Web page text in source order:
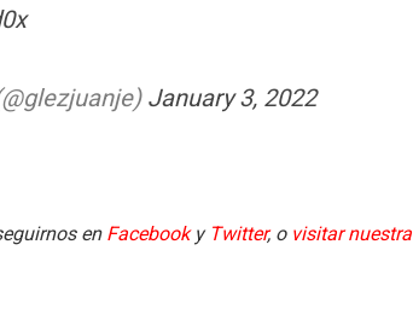
January 3, 2022
en Facebooky Twitter, o visitar nuestra